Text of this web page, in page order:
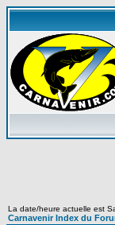
La date/heure actuelle est
Carnavenir Index du